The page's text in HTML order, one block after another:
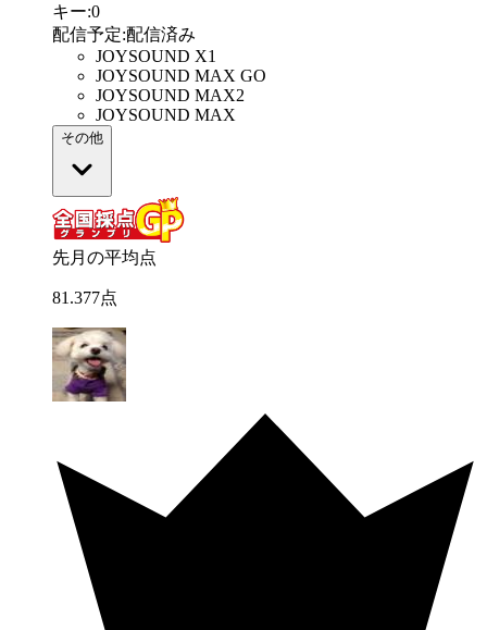
キー:0
配信予定:配信済み
JOYSOUND X1
JOYSOUND MAX GO
JOYSOUND MAX2
JOYSOUND MAX
その他
先月の平均点
81 .377点